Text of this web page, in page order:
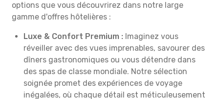
options que vous découvrirez dans notre large
gamme d'offres hôtelières :
Luxe & Confort Premium : Imaginez vous
réveiller avec des vues imprenables, savourer des
dîners gastronomiques ou vous détendre dans
des spas de classe mondiale. Notre sélection
soignée promet des expériences de voyage
inégalées, où chaque détail est méticuleusement